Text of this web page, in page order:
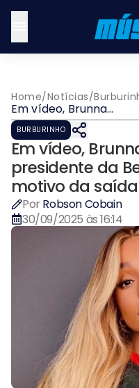
Home/Notícias/
Em vídeo, Brunna
Gonçalves rebate
presidente da Beija-
fala sobre motivo da
BURBURINHO
Em vídeo,
presidente da
motivo da saída
Por Robson Cobain
30/09/2025 às 16:14